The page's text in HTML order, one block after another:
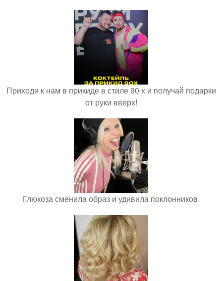
Приходи к нам в прикиде в стиле 90 х и получай подарки
от руки вверх!
Глюкоза сменила образ и удивила поклонников.